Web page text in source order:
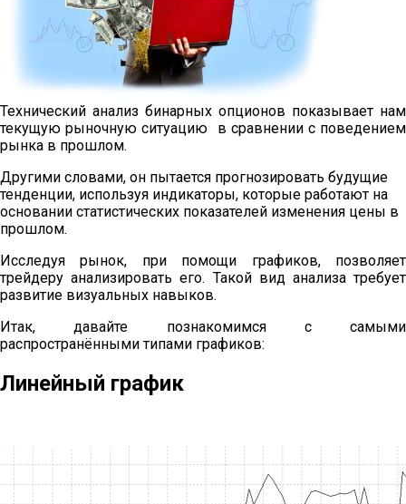
Технический анализ бинарных опционов показывает нам
текущую рыночную ситуацию в сравнении с поведением
рынка в прошлом.
Другими словами, он пытается прогнозировать будущие
тенденции, используя индикаторы, которые работают на
основании статистических показателей изменения цены в
прошлом.
Исследуя рынок, при помощи графиков, позволяет
трейдеру анализировать его. Такой вид анализа требует
развитие визуальных навыков.
Итак, давайте познакомимся с самыми
распространёнными типами графиков:
Линейный график